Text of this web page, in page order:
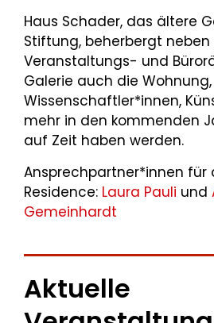
Haus Schader, das ältere
Stiftung, beherbergt neben
Veranstaltungs- und
Galerie auch die
Wissenschaftler*innen,
mehr in den kommenden
auf Zeit haben werden.
Ansprechpartner*innen für
Residence: Laura Pauli und
Gemeinhardt
Aktuelle